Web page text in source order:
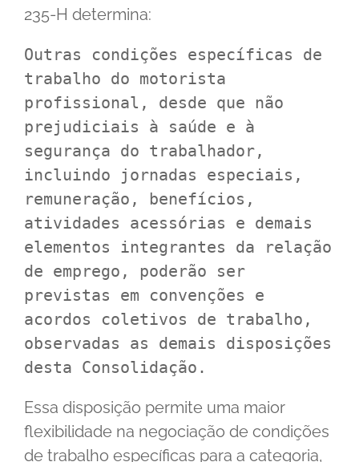
235-H determina:
Outras condições específicas de
trabalho do motorista
profissional, desde que não
prejudiciais à saúde e à
segurança do trabalhador,
incluindo jornadas especiais,
remuneração, benefícios,
atividades acessórias e demais
elementos integrantes da relação
de emprego, poderão ser
previstas em convenções e
acordos coletivos de trabalho,
observadas as demais disposições
desta Consolidação.
Essa disposição permite uma maior
flexibilidade na negociação de condições
de trabalho específicas para a categoria,